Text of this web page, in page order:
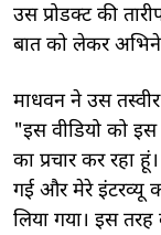
उस प्रोडक्ट की
बात को लेकर
माधवन ने उस तस्वीर
"इस वीडियो को
का प्रचार कर रहा
गई और मेरे इंटरव्यू
लिया गया। इस